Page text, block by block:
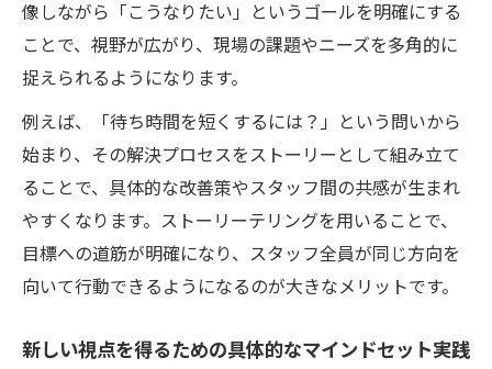
像しながら「こうなりたい」というゴールを明確にする
ことで、視野が広がり、現場の課題やニーズを多角的に
捉えられるようになります。
例えば、「待ち時間を短くするには？」という問いから
始まり、その解決プロセスをストーリーとして組み立て
ることで、具体的な改善策やスタッフ間の共感が生まれ
やすくなります。ストーリーテリングを用いることで、
目標への道筋が明確になり、スタッフ全員が同じ方向を
向いて行動できるようになるのが大きなメリットです。
新しい視点を得るための具体的なマインドセット実践